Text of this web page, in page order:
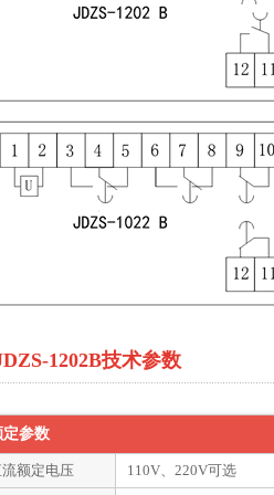
1202B技术参数
定参数
流额定电压 110V、220V可选